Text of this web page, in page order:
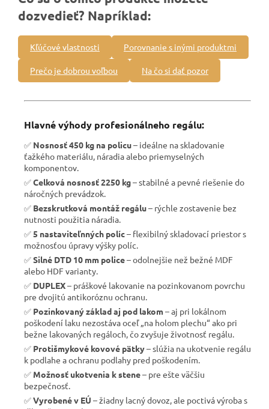
dozvedieť? Napríklad:
Kľúčové vlastnosti Porovnanie s inými produktmi
Prečo je dobrou voľbou Na čo si dať pozor
Hlavné výhody profesionálneho regálu:
✅ Nosnosť 450 kg na policu– ideálne na skladovanie
ťažkého materiálu, náradia alebo priemyselných
komponentov.
✅Celková nosnosť 2250 kg– stabilné a pevné riešenie do
náročných prevádzok.
✅ Bezskrutková montáž regálu– rýchle zostavenie bez
nutnosti použitia náradia.
✅ 5 nastaviteľnných políc– flexibilný skladovací priestor s
možnosťou úpravy výšky políc.
✅Silné DTD 10 mm police– odolnejšie než bežné MDF
alebo HDF varianty.
✅ DUPLEX– práškové lakovanie na pozinkovanom povrchu
pre dvojitú antikoróznu ochranu.
✅ Pozinkovaný základ aj pod lakom– aj pri lokálnom
poškodení laku nezostáva oceľ „na holom plechu“ ako pri
bežne lakovaných regáloch, čo zvyšuje životnosť regálu.
✅ Protišmykové kovové pätky– slúžia na ukotvenie regálu
k podlahe a ochranu podlahy pred poškodením.
✅ Možnosť ukotvenia k stene– pre ešte väčšiu
bezpečnosť.
✅Vyrobené v EÚ – žiadny lacný dovoz, ale poctivá výroba s